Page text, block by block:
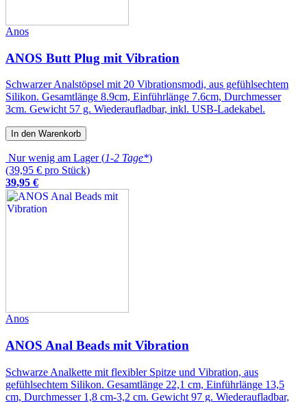
Anos
ANOS Butt Plug mit Vibration
Schwarzer Analstöpsel mit 20 Vibrationsmodi, aus gefühlsechtem
Silikon. Gesamtlänge 8.9cm, Einführlänge 7.6cm, Durchmesser
3cm. Gewicht 57 g. Wiederaufladbar, inkl. USB-Ladekabel.
In den Warenkorb
Nur wenig am Lager (1-2 Tage*)
(39,95 € pro Stück)
39,95 €
Anos
ANOS Anal Beads mit Vibration
Schwarze Analkette mit flexibler Spitze und Vibration, aus
gefühlsechtem Silikon. Gesamtlänge 22,1 cm, Einführlänge 13,5
cm, Durchmesser 1,8 cm-3,2 cm. Gewicht 97 g. Wiederaufladbar,